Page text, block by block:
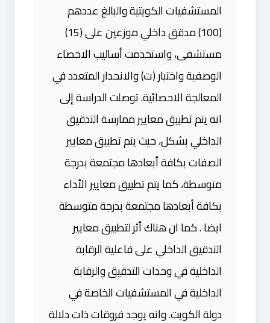
المستشفيات الكويتية والبالغ عددهم
(100) مدقق داخلي موزعين على (15)
مستشفى، واستخدمت أساليب الاحصاء
الوصفية واختبار (ت) والانحدار المتعدد في
المعالجة الاحصائية. توصلت الدراسة إلى
انه يتم تطبيق معايير ممارسة التدقيق
الداخلي بشكل، حيث يتم تطبيق معايير
الصفات بكافة أبعادها مجتمعة بدرجة
متوسطة، كما يتم تطبيق معايير الأداء
بكافة أبعادها مجتمعة بدرجة متوسطة
ايضا . كما ان هناك أثر لتطبيق معايير
التدقيق الداخلي على فاعلية الرقابة
الداخلية في وحدات التدقيق والرقابة
الداخلية في المستشفيات الخاصة في
دولة الكويت. وانه يوجد فروقات ذات دلالة